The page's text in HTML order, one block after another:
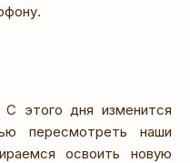
этого дня изменится
пересмотреть наши
освоить новую